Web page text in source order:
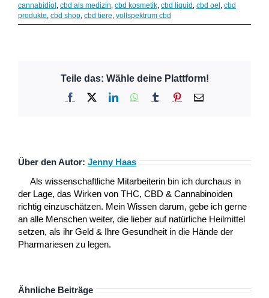
cannabidiol cbd als medizin cbd kosmetik cbd liquid cbd oel cbd
produkte cbd shop cbd tiere vollspektrum cbd
Teile das: Wähle deine Plattform!
Facebook LinkedInWhatsApp
Tumblr Pinterest
E-
Über den Autor: Jenny Haas
Als wissenschaftliche Mitarbeiterin bin ich durchaus in
der Lage, das Wirken von THC, CBD & Cannabinoiden
richtig einzuschätzen. Mein Wissen darum, gebe ich gerne
an alle Menschen weiter, die lieber auf natürliche Heilmittel
setzen, als ihr Geld & Ihre Gesundheit in die Hände der
Pharmariesen zu legen.
Ähnliche Beiträge